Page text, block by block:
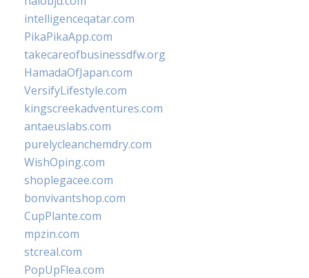
intelligenceqatar.com
PikaPikaApp.com
takecareofbusinessdfw.org
HamadaOfJapan.com
VersifyLifestyle.com
kingscreekadventures.com
antaeuslabs.com
purelycleanchemdry.com
WishOping.com
shoplegacee.com
bonvivantshop.com
CupPlante.com
mpzin.com
stcreal.com
PopUpFlea.com